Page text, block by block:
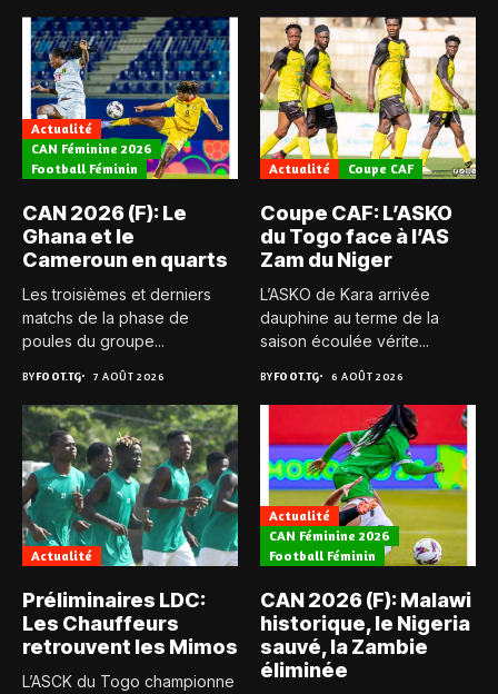
Actualité
CAN Féminine 2026
Football Féminin
CAN 2026 (F): Le
Ghana et le
Cameroun en quarts
Les troisièmes et derniers
matchs de la phase de
poules du groupe...
BYFOOT.TG 7 AOÛT 2026
Actualité Coupe CAF
Coupe CAF: L’ASKO
du Togo face à l’AS
Zam du Niger
L’ASKO de Kara arrivée
dauphine au terme de la
saison écoulée vérite...
BYFOOT.TG 6 AOÛT 2026
Actualité
Préliminaires LDC:
Les Chauffeurs
retrouvent les Mimos
L’ASCK du Togo championne
Actualité
CAN Féminine 2026
Football Féminin
CAN 2026 (F): Malawi
historique, le Nigeria
sauvé, la Zambie
éliminée